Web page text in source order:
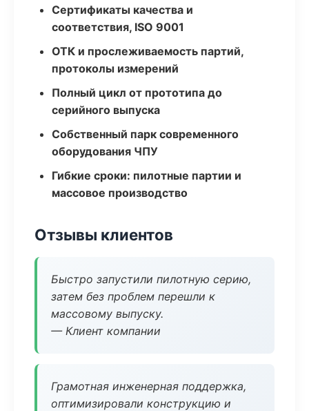
Сертификаты качества и
соответствия, ISO 9001
ОТК и прослеживаемость партий,
протоколы измерений
Полный цикл от прототипа до
серийного выпуска
Собственный парк современного
оборудования ЧПУ
Гибкие сроки: пилотные партии и
массовое производство
Отзывы клиентов
Быстро запустили пилотную серию,
затем без проблем перешли к
массовому выпуску.
— Клиент компании
Грамотная инженерная поддержка,
оптимизировали конструкцию и